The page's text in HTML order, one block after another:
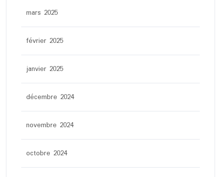
mars 2025
février 2025
janvier 2025
décembre 2024
novembre 2024
octobre 2024